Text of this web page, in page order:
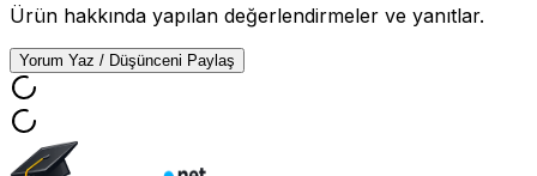
Ürün hakkında yapılan değerlendirmeler ve yanıtlar.
Yorum Yaz / Düşünceni Paylaş